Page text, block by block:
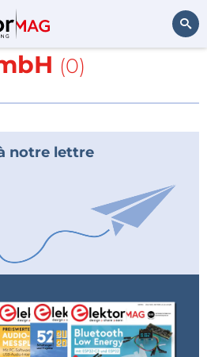
sur
BatchOne
(0)
notre lettre